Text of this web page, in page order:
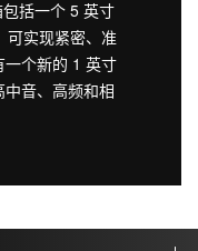
括一个 5 英寸
实现紧密、准
个新的 1 英寸
音、高频和相